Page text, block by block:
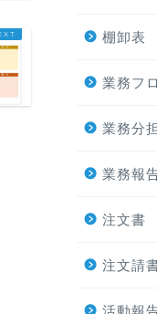
棚卸表
業務フ
業務分
業務報
注文書
注文請
活動報